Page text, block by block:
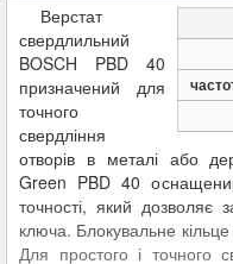
Верстат
свердлильний
BOSCH PBD 40
призначений для
точного
свердління
отворів в металі або
Green PBD 40
точності, який дозволяє
ключа. Блокувальне
Для простого і точного